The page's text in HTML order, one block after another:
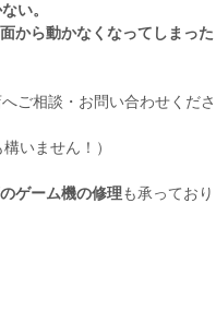
い。
から動かなくなってしまった
ご相談・お問い合わせくださ
いません！）
ゲーム機の修理も承っており